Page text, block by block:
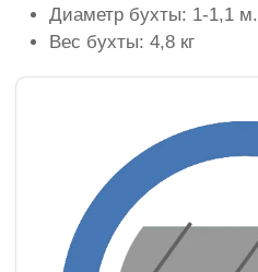
Диаметр бухты: 1-1,1 м.
Вес бухты: 4,8 кг